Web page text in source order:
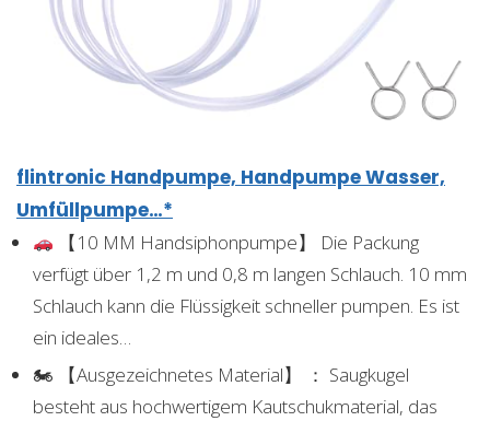
flintronic Handpumpe, Handpumpe Wasser,
Umfüllpumpe…*
【10 MM Handsiphonpumpe】 Die Packung
verfügt über 1,2 m und 0,8 m langen Schlauch. 10 mm
Schlauch kann die Flüssigkeit schneller pumpen. Es ist
ein ideales…
🏍 【Ausgezeichnetes Material】 ： Saugkugel
besteht aus hochwertigem Kautschukmaterial, das